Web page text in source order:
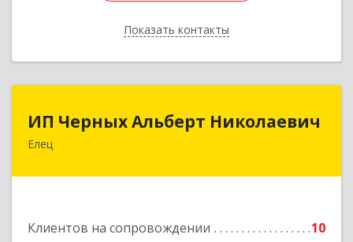
Показать контакты
Назад
ИП Черных Альберт Николаевич
Елец
Клиентов на сопровождении 10
ИП Черных Альберт Николаевич
399771, Липецкая обл, Елец г, Н.Гусевой ул, 56А